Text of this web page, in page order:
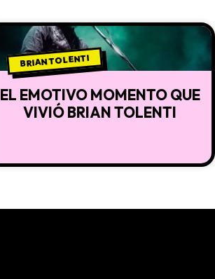
BRIAN TOLENTI
EL EMOTIVO MOMENTO QUE
VIVIÓ BRIAN TOLENTI